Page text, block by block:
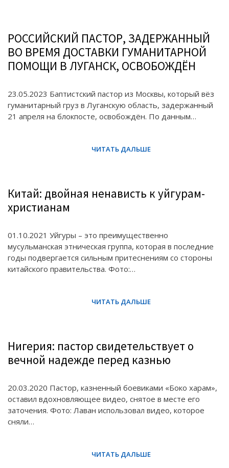
РОССИЙСКИЙ ПАСТОР, ЗАДЕРЖАННЫЙ
ВО ВРЕМЯ ДОСТАВКИ ГУМАНИТАРНОЙ
ПОМОЩИ В ЛУГАНСК, ОСВОБОЖДЁН
23.05.2023 Баптистский пастор из Москвы, который вёз
гуманитарный груз в Луганскую область, задержанный
21 апреля на блокпосте, освобождён. По данным…
Китай: двойная ненависть к уйгурам-
христианам
01.10.2021 Уйгуры – это преимущественно
мусульманская этническая группа, которая в последние
годы подвергается сильным притеснениям со стороны
китайского правительства. Фото:…
Нигерия: пастор свидетельствует о
вечной надежде перед казнью
20.03.2020 Пастор, казненный боевиками «Боко харам»,
оставил вдохновляющее видео, снятое в месте его
заточения. Фото: Лаван использовал видео, которое
сняли…